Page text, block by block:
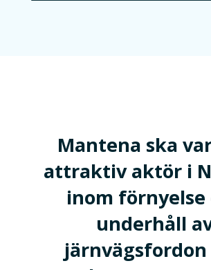
Mantena ska
attraktiv aktör i
inom förnyelse
underhåll
järnvägsfordon